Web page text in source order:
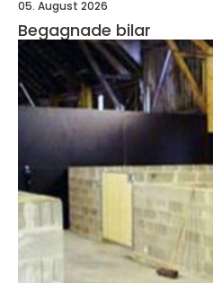
05. August 2026
Begagnade bilar